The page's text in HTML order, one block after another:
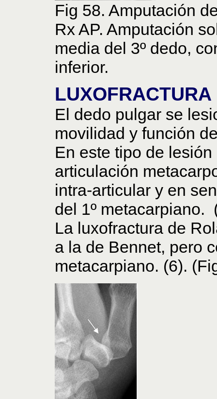
Fig 58. Amputación
Rx AP. Amputación
media del 3º dedo,
inferior.
El dedo pulgar se
movilidad y función
En este tipo de
articulación
intra-articular y en
del 1º metacarpiano.
La luxofractura de
a la de Bennet, pero
metacarpiano. (6).